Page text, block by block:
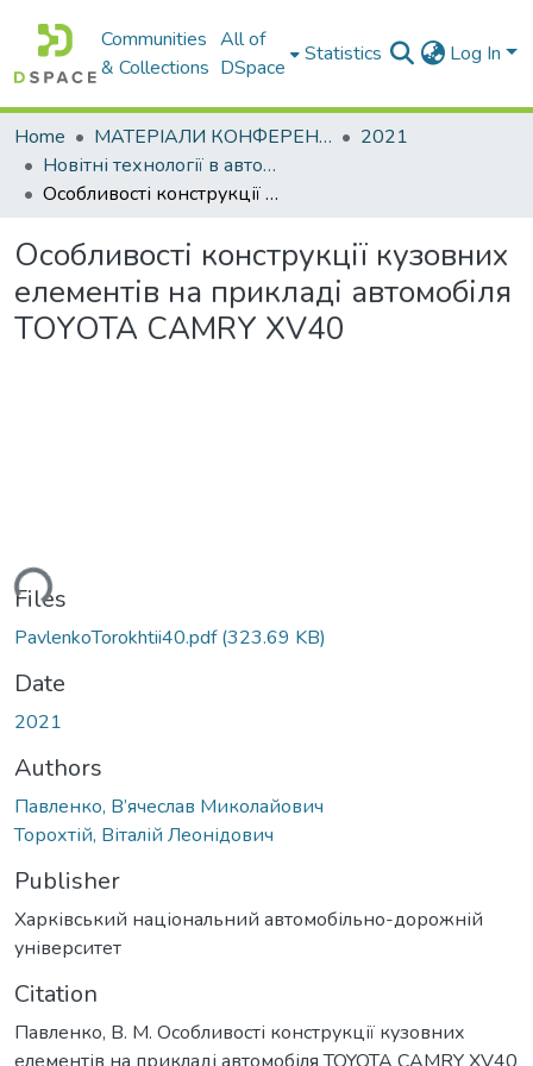
Communities
& Collections
All of
DSpace
Statistics Log In
Home МАТЕРІАЛИ КОНФЕРЕНЦІЙ
2021
Новітні технології в автомобілебудуванні, транспорті та при підготовці фахівців
Особливості конструкції кузовних елементів на прикладі автомобіля TOYOTA CAMRY XV40
Особливості конструкції кузовних
елементів на прикладі автомобіля
TOYOTA CAMRY XV40
Files
PavlenkoTorokhtii40.pdf(323.69 KB)
Date
2021
Authors
Павленко, В’ячеслав Миколайович
Торохтій, Віталій Леонідович
Publisher
Харківський національний автомобільно-дорожній
університет
Citation
Павленко, В. М. Особливості конструкції кузовних